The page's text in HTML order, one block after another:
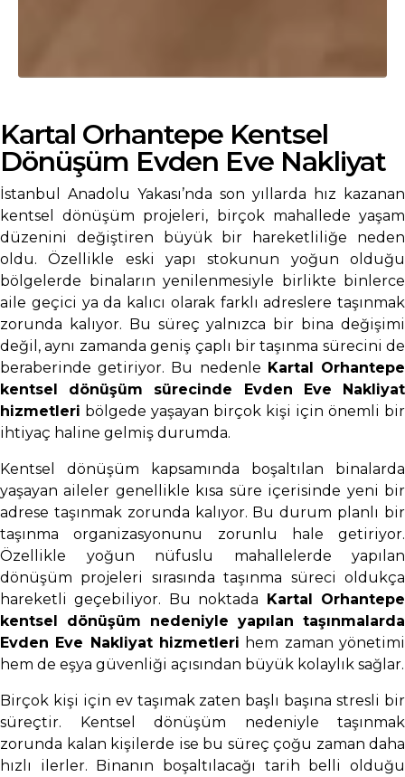
Kartal Orhantepe Kentsel
Dönüşüm Evden Eve Nakliyat
İstanbul Anadolu Yakası’nda son yıllarda hız kazanan
kentsel dönüşüm projeleri, birçok mahallede yaşam
düzenini değiştiren büyük bir hareketliliğe neden
oldu. Özellikle eski yapı stokunun yoğun olduğu
bölgelerde binaların yenilenmesiyle birlikte binlerce
aile geçici ya da kalıcı olarak farklı adreslere taşınmak
zorunda kalıyor. Bu süreç yalnızca bir bina değişimi
değil, aynı zamanda geniş çaplı bir taşınma sürecini de
beraberinde getiriyor. Bu nedenle Kartal Orhantepe
kentsel dönüşüm sürecinde Evden Eve Nakliyat
hizmetleri bölgede yaşayan birçok kişi için önemli bir
ihtiyaç haline gelmiş durumda.
Kentsel dönüşüm kapsamında boşaltılan binalarda
yaşayan aileler genellikle kısa süre içerisinde yeni bir
adrese taşınmak zorunda kalıyor. Bu durum planlı bir
taşınma organizasyonunu zorunlu hale getiriyor.
Özellikle yoğun nüfuslu mahallelerde yapılan
dönüşüm projeleri sırasında taşınma süreci oldukça
hareketli geçebiliyor. Bu noktada Kartal Orhantepe
kentsel dönüşüm nedeniyle yapılan taşınmalarda
Evden Eve Nakliyat hizmetleri hem zaman yönetimi
hem de eşya güvenliği açısından büyük kolaylık sağlar.
Birçok kişi için ev taşımak zaten başlı başına stresli bir
süreçtir. Kentsel dönüşüm nedeniyle taşınmak
zorunda kalan kişilerde ise bu süreç çoğu zaman daha
hızlı ilerler. Binanın boşaltılacağı tarih belli olduğu